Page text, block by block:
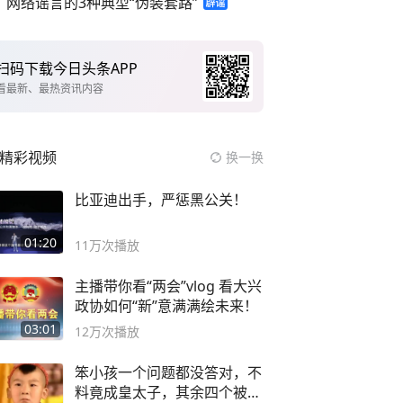
码下载今日头条APP
最新、最热资讯内容
精彩视频 换一换
01:20
比亚迪出手，严惩黑公关！
11万次播放
03:01
主播带你看“两会”vlog 看大兴
政协如何“新”意满满绘未来！
12万次播放
笨小孩一个问题都没答对，不
料竟成皇太子，其余四个被处